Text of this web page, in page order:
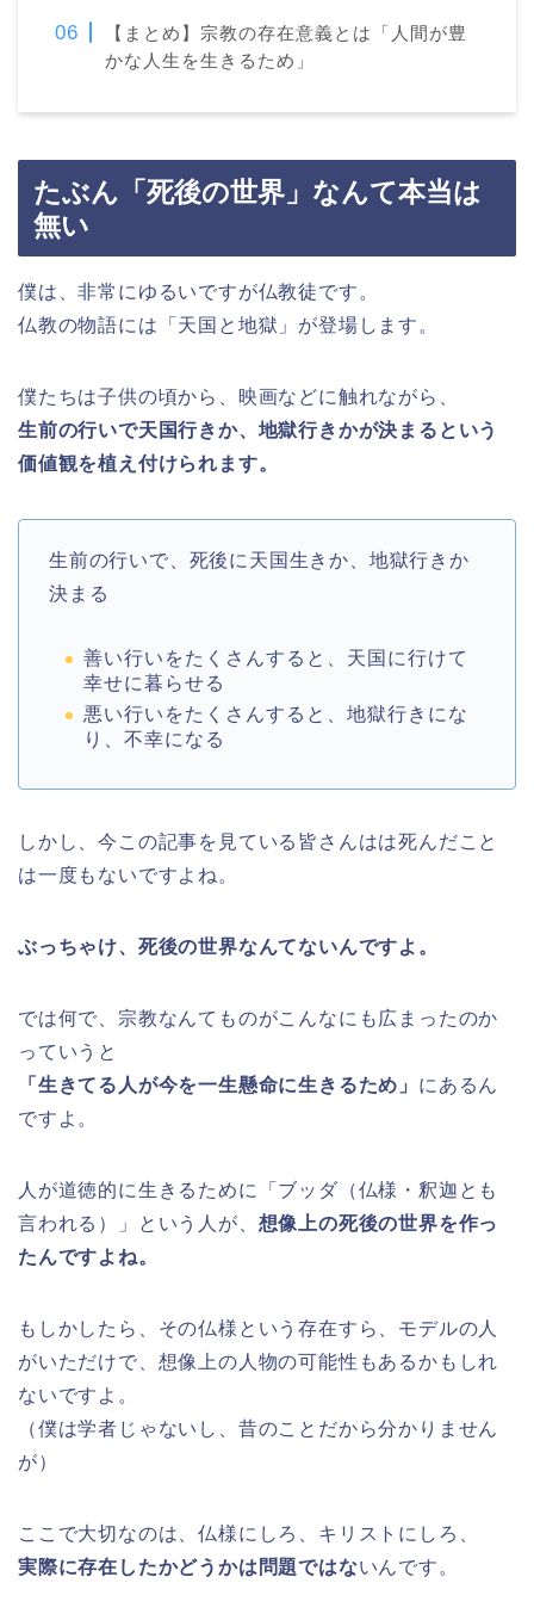
【まとめ】宗教の存在意義とは「人間が豊
かな人生を生きるため」
たぶん「死後の世界 」 なんて本当は
無い
僕は、非常にゆるいですが仏教徒です。
仏教の物語には「天国と地獄」が登場します。
僕たちは子供の頃から、映画などに触れながら、
生前の行いで天国行きか、地獄行きかが決まるという
価値観を植え付けられます。
生前の行いで、死後に天国生きか、地獄行きか
決まる
善い行いをたくさんすると、天国に行けて
幸せに暮らせる
悪い行いをたくさんすると、地獄行きにな
り、不幸になる
しかし、今この記事を見ている皆さんはは死んだこと
は一度もないですよね。
ぶっちゃけ、死後の世界なんてないんですよ。
では何で、宗教なんてものがこんなにも広まったのか
っていうと
「生きてる人が今を一生懸命に生きるため」 にあるん
ですよ。
人が道徳的に生きるために「ブッダ（仏様・釈迦とも
言われる）」という人が、 想像上の死後の世界を作っ
たんですよね。
もしかしたら、その仏様という存在すら、モデルの人
がいただけで、想像上の人物の可能性もあるかもしれ
ないですよ。
（僕は学者じゃないし、昔のことだから分かりません
が）
ここで大切なのは、仏様にしろ、キリストにしろ、
実際に存在したかどうかは問題ではないんです。